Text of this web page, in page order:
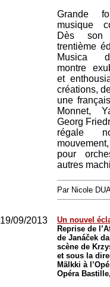
Grande
musique
Dès son
trentième
Musica
montre
et
créations,
une
Monnet,
Georg
régale
pour
autres
Par Nicole
19/09/2013
Un nouvel
Reprise de
de Janáček
scène de
et sous la
Mälkki à
Opéra